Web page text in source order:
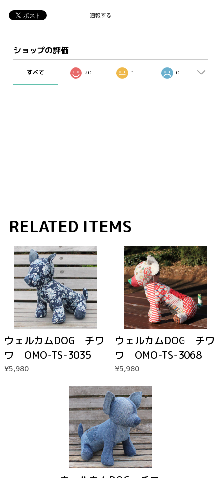
通報する
ショップの評価
すべて 20 1 0
RELATED ITEMS
ウェルカムDOG チワ
ワ OMO-TS-3035
¥5,980
ウェルカムDOG チワ
ワ OMO-TS-3068
¥5,980